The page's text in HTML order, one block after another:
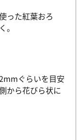
った紅葉おろ
。
ぐらいを目安
から花びら状に